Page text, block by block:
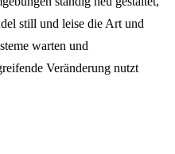
still und leise die Art und
warten und
Veränderung nutzt